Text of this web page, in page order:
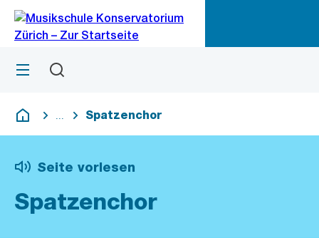
Navigation
Sprunglink
Menü
Deutsch
Blende alle Breadcrumbs ein
Spatzenchor
Seite vorlesen
Spatzenchor